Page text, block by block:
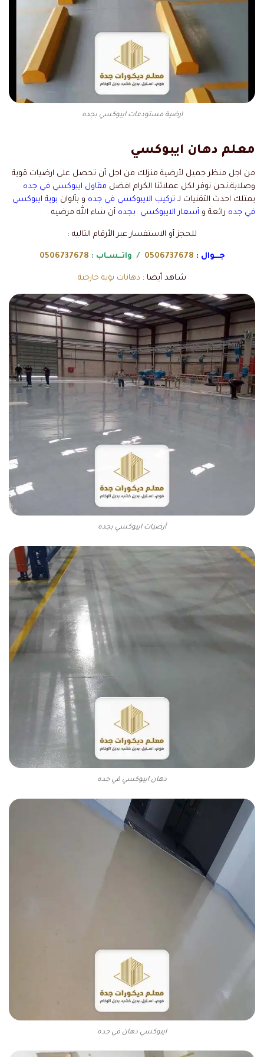
ارضية مستودعات ايبوكسي بجده
معلم دهان ايبوكسي
من اجل منظر جميل لأرضية منزلك من اجل أن تحصل على ارضيات قوية
وصلابة،نحن نوفر لكل عملائنا الكرام افضل مقاول ايبوكسي في جده
يمتلك احدث التقنيات لـ تركيب الايبوكسي في جده و بألوان بوية ايبوكسي
في جده رائعة و أسعار الايبوكسي بجده أن شاء الله مرضيه .
للحجز أو الاستفسار عبر الأرقام التاليه :
جـــوال : 0506737678 / واتــسـاب : 0506737678
شـاهد أيضا : دهانات بوية خارجية
أرضيات ايبوكسي بجده
دهان ايبوكسي في جده
ايبوكسي دهان في جده